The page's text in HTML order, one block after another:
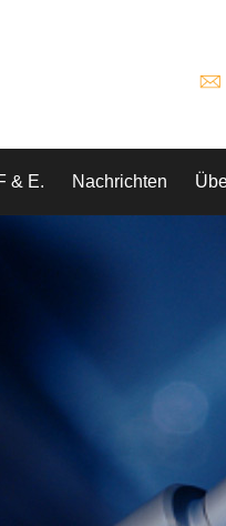
& E. Nachrichten